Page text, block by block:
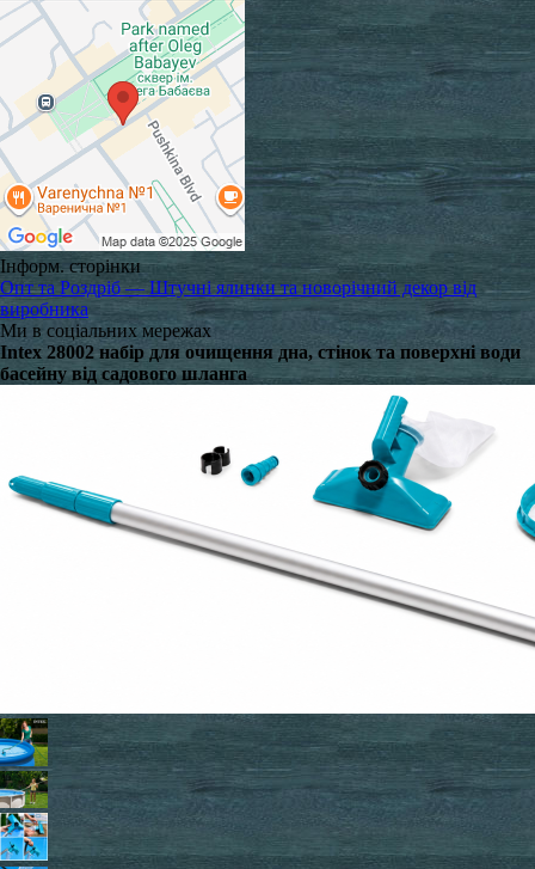
Інформ. сторінки
Опт та Роздріб — Штучні ялинки та новорічний декор від
виробника
Ми в соціальних мережах
Intex 28002 набір для очищення дна, стінок та поверхні води
басейну від садового шланга